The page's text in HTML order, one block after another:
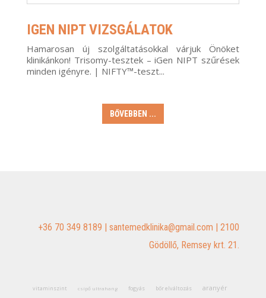
IGEN NIPT VIZSGÁLATOK
Hamarosan új szolgáltatásokkal várjuk Önöket
klinikánkon! Trisomy-tesztek – iGen NIPT szűrések
minden igényre. | NIFTY™-teszt...
BŐVEBBEN ...
+36 70 349 8189 |santemedklinika@gmail.com |2100
Gödöllő, Remsey krt. 21.
vitaminszint csípő ultrahang fogyás bőr elváltozás aranyér